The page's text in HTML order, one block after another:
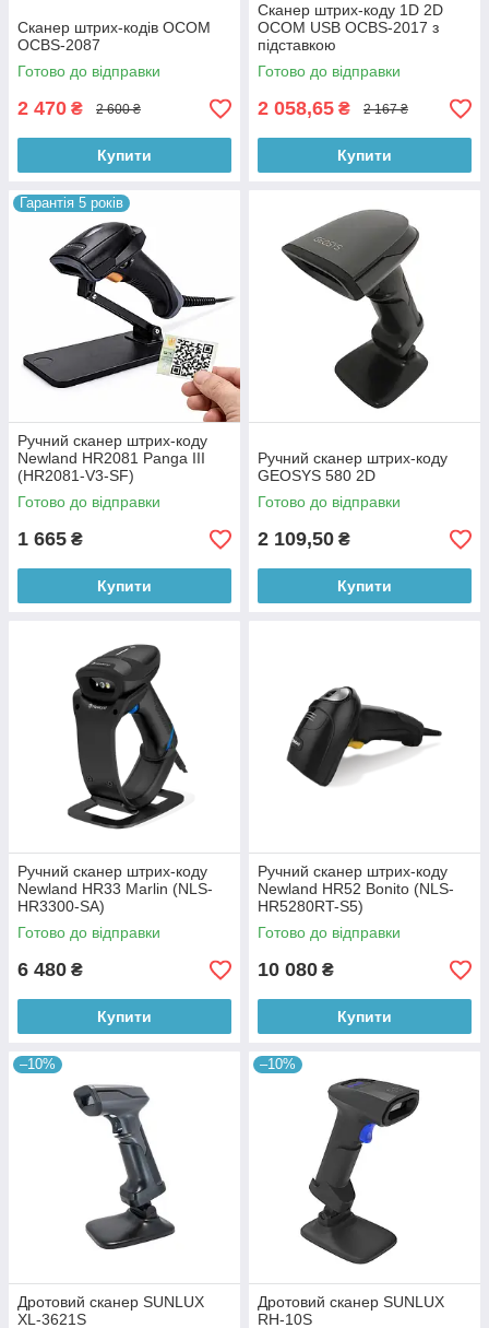
Сканер штрих-кодів OCOM
OCBS-2087
Готово до відправки
2 470 ₴ 2 600 ₴
Купити
Сканер штрих-коду 1D 2D
OCOM USB OCBS-2017 з
підставкою
Готово до відправки
2 058,65 ₴ 2 167 ₴
Купити
Гарантія 5 років
Ручний сканер штрих-коду
Newland HR2081 Panga III
(HR2081-V3-SF)
Готово до відправки
1 665 ₴
Купити
Ручний сканер штрих-коду
GEOSYS 580 2D
Готово до відправки
2 109,50 ₴
Купити
Ручний сканер штрих-коду
Newland HR33 Marlin (NLS-
HR3300-SA)
Готово до відправки
6 480 ₴
Купити
Ручний сканер штрих-коду
Newland HR52 Bonito (NLS-
HR5280RT-S5)
Готово до відправки
10 080 ₴
Купити
–10%
Дротовий сканер SUNLUX
XL-3621S
–10%
Дротовий сканер SUNLUX
RH-10S